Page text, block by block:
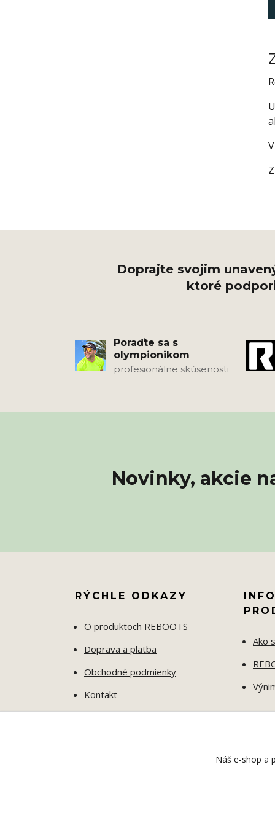
Poraďte sa s
olympionikom
profesionálne skúsenosti
Novinky, akcie
RÝCHLE ODKAZY
O produktoch REBOOTS
Doprava a platba
Obchodné podmienky
Kontakt
Ako
Náš e-shop a